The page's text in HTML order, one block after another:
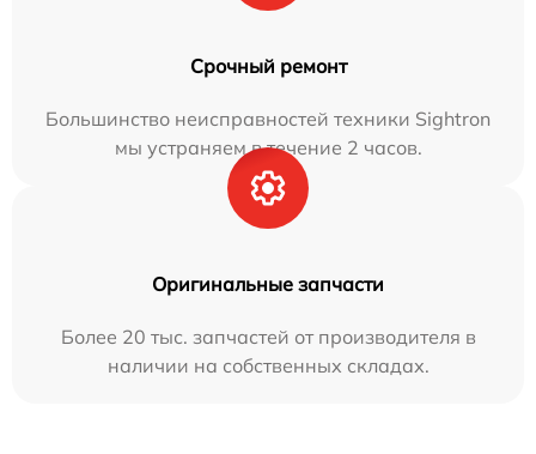
Срочный ремонт
Большинство неисправностей техники Sightron
мы устраняем в течение 2 часов.
Оригинальные запчасти
Более 20 тыс. запчастей от производителя в
наличии на собственных складах.